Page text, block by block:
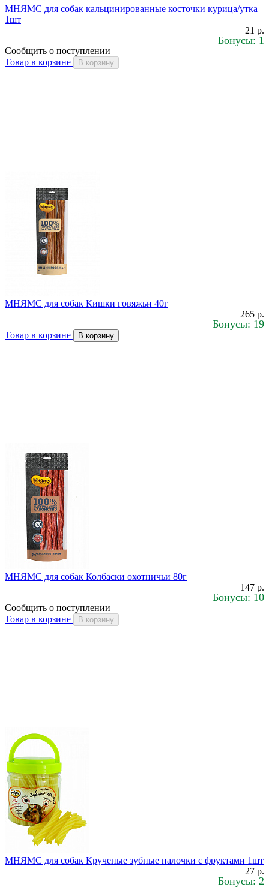
МНЯМС для собак кальцинированные косточки курица/утка
1шт
21 р.
Бонусы: 1
Сообщить о поступлении
Товар в корзине
В корзину
МНЯМС для собак Кишки говяжьи 40г
265 р.
Бонусы: 19
Товар в корзине В корзину
МНЯМС для собак Колбаски охотничьи 80г
147 р.
Бонусы: 10
Сообщить о поступлении
Товар в корзине
В корзину
МНЯМС для собак Крученые зубные палочки с фруктами 1шт
27 р.
Бонусы: 2